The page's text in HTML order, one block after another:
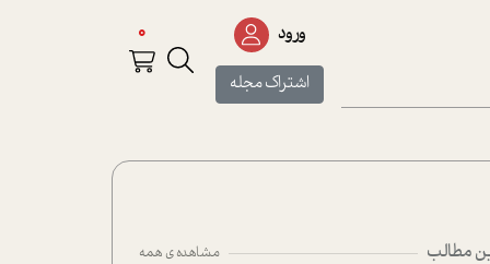
ورود
اشتراک مجله
0
مطالب مشاهده ی همه